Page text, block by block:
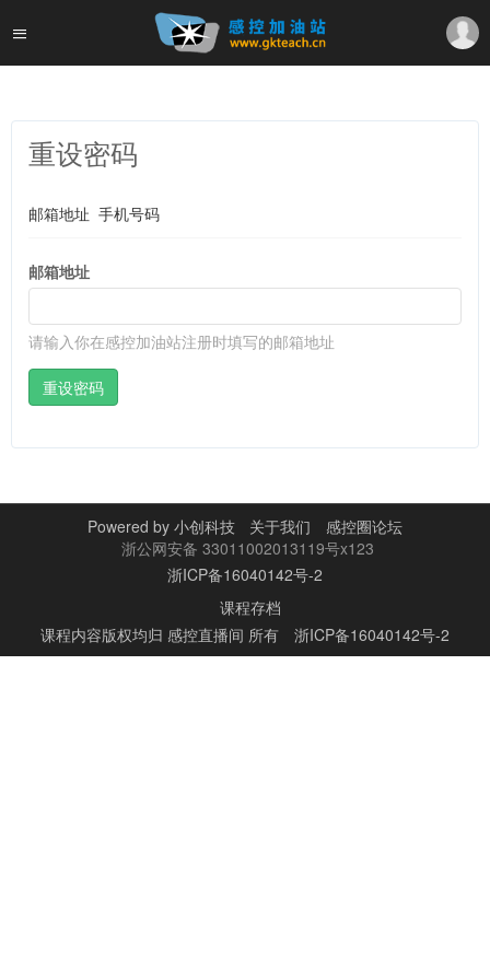
重设密码
邮箱地址 手机号码
邮箱地址
请输入你在感控加油站注册时填写的邮箱地址
重设密码
Powered by 小创科技 关于我们
感控圈论坛
浙公网安备 33011002013119号x123
浙ICP备16040142号-2
课程存档
课程内容版权均归 感控直播间 所有 浙ICP备16040142号-2